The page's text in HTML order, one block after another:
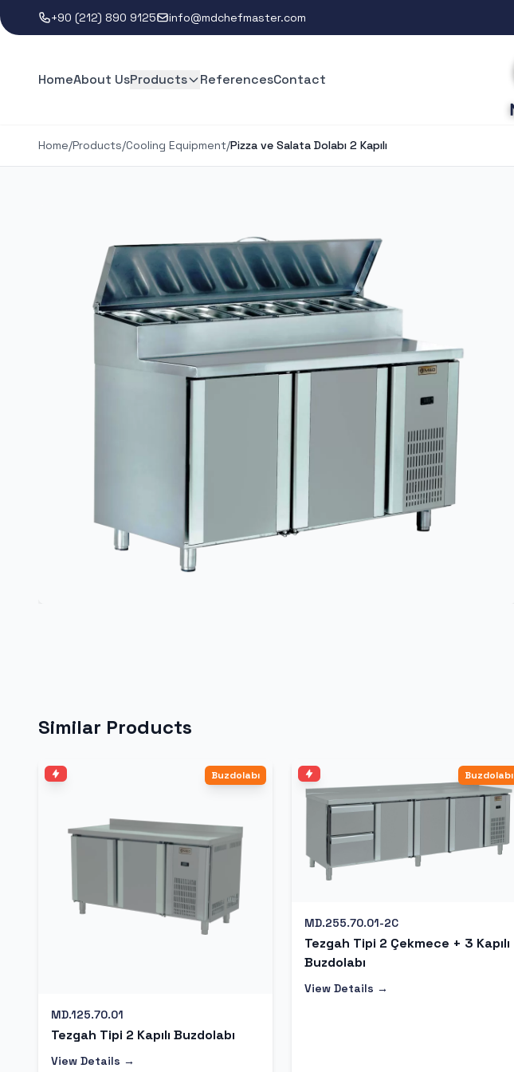
+90 (212) 890 9125 info@mdchefmaster.com
HomeAbout UsProducts ReferencesContact
Home/Products/Cooling Equipment/Pizza ve Salata Dolabı 2 Kapılı
Similar Products
Buzdolabı
MD.125.70.01
Tezgah Tipi 2 Kapılı Buzdolabı
View Details →
Buzdolabı
MD.255.70.01-2C
Tezgah Tipi 2 Çekmece + 3 Kapılı
Buzdolabı
View Details →